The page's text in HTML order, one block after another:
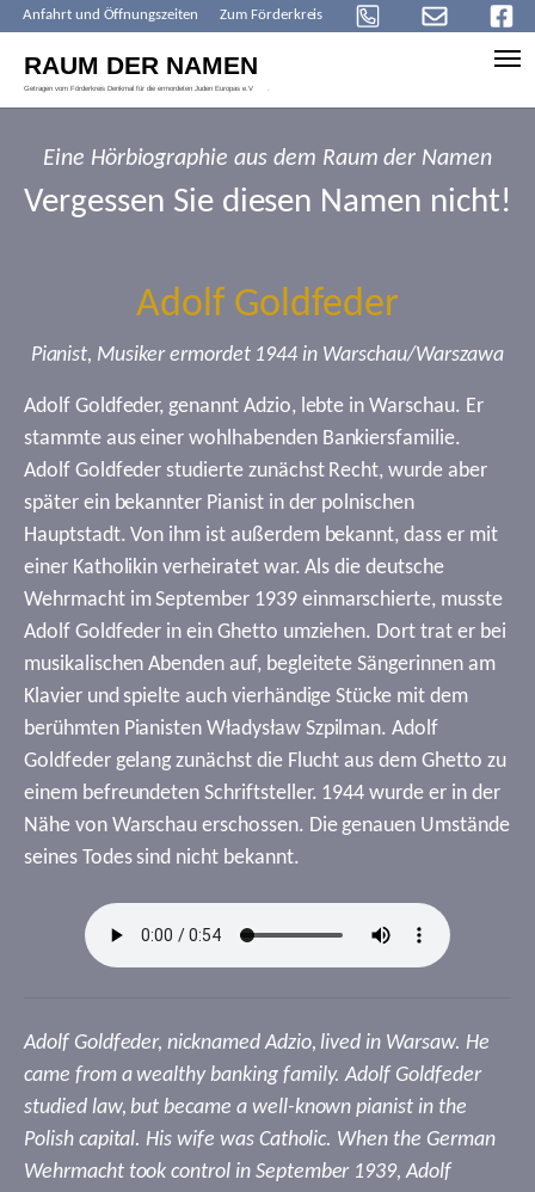
Anfahrt und Öffnungszeiten Zum Förderkreis
Eine Hörbiographie aus dem Raum der Namen
Vergessen Sie diesen Namen nicht!
Adolf Goldfeder
Pianist, Musiker ermordet 1944 in Warschau/Warszawa
Adolf Goldfeder, genannt Adzio, lebte in Warschau. Er
stammte aus einer wohlhabenden Bankiersfamilie.
Adolf Goldfeder studierte zunächst Recht, wurde aber
später ein bekannter Pianist in der polnischen
Hauptstadt. Von ihm ist außerdem bekannt, dass er mit
einer Katholikin verheiratet war. Als die deutsche
Wehrmacht im September 1939 einmarschierte, musste
Adolf Goldfeder in ein Ghetto umziehen. Dort trat er bei
musikalischen Abenden auf, begleitete Sängerinnen am
Klavier und spielte auch vierhändige Stücke mit dem
berühmten Pianisten Władysław Szpilman. Adolf
Goldfeder gelang zunächst die Flucht aus dem Ghetto zu
einem befreundeten Schriftsteller. 1944 wurde er in der
Nähe von Warschau erschossen. Die genauen Umstände
seines Todes sind nicht bekannt.
Adolf Goldfeder, nicknamed Adzio, lived in Warsaw. He
came from a wealthy banking family. Adolf Goldfeder
studied law, but became a well-known pianist in the
Polish capital. His wife was Catholic. When the German
Wehrmacht took control in September 1939, Adolf